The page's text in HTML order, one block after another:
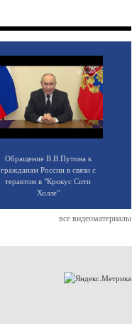
Обращение В.В.Путина к
гражданам России в связи с
терактом в "Крокус Сити
Холле"
все видеоматериалы